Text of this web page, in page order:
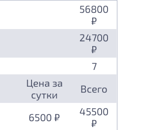
56800
₽
24700
₽
7
Цена за
сутки
Всего
6500 ₽
45500
₽